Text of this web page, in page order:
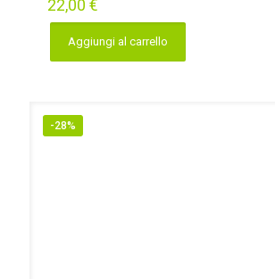
22,00 €
Aggiungi al carrello
-28%